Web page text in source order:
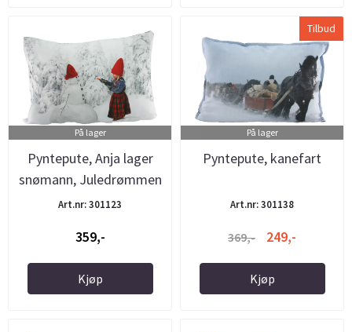
På lager
Pyntepute, Anja lager
snømann, Juledrømmen
Art.nr: 301123
359,-
Kjøp
Tilbud
På lager
Pyntepute, kanefart
Art.nr: 301138
369,- 249,-
Kjøp